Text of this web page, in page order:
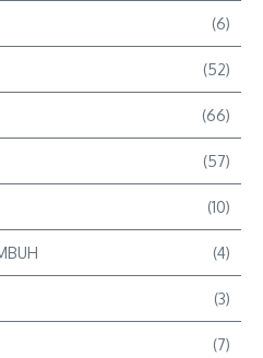
(6)
(52)
(66)
(57)
(10)
(4)
(3)
(7)